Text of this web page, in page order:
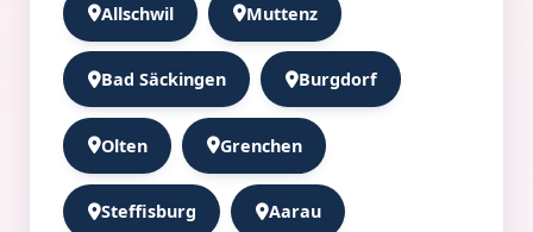
Allschwil Muttenz
Bad Säckingen Burgdorf
Olten Grenchen
Steffisburg Aarau